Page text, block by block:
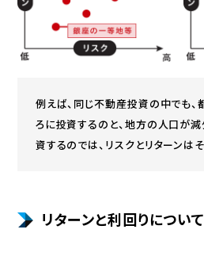
例えば、同じ不動産投資の中でも
ろに投資するのと、地方の人口が
資するのでは、リスクとリターンは
リターンと利回りについて